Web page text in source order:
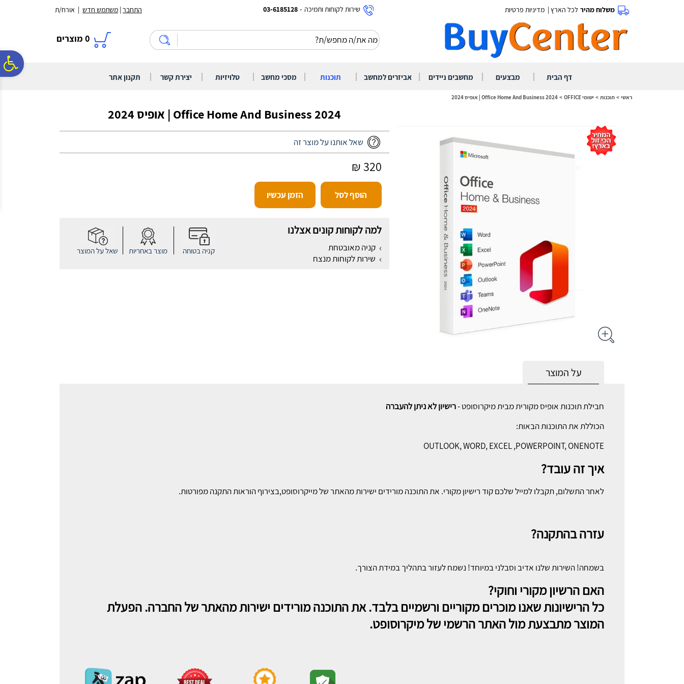
נגישות
אתר
המרכזי
משלוח מהיר לכל הארץ | מדיניות פרטיות שירות לקוחות ותמיכה -
03-6185128 התחבר | משתמש חדש | אורח/ת
0 מוצרים
דף הבית | מבצעים | מחשבים ניידים | אביזרים למחשב | תוכנות | מסכי מחשב | טלויזיות | יצירת קשר | תקנון אתר
ראשי > תוכנות > ישומי OFFICE > Office Home And Business 2024 | אופיס 2024
Office Home And Business 2024 | אופיס 2024
שאל אותנו על מוצר זה
320 ₪
הוסף לסל הזמן עכשיו
למה לקוחות קונים אצלנו
קניה מאובטחת
שירות לקוחות מנצח
קניה בטוחה מוצר באחריות שאל על המוצר
על המוצר
חבילת תוכנות אופיס מקורית מבית מיקרוסופט -רישיון לא ניתן להעברה
הכוללת את התוכנות הבאות:
OUTLOOK, WORD, EXCEL ,POWERPOINT, ONENOTE
איך זה עובד?
לאחר התשלום, תקבלו למייל שלכם קוד רישיון מקורי. את התוכנה מורידים ישירות מהאתר של מייקרוסופט,בצירוף הוראות התקנה מפורטות.
עזרה בהתקנה?
בשמחה! השירות שלנו אדיב וסבלני במיוחד! נשמח לעזור בתהליך במידת הצורך.
האם הרשיון מקורי וחוקי?
כל הרישיונות שאנו מוכרים מקוריים ורשמיים בלבד. את התוכנה מורידים ישירות מהאתר של החברה. הפעלת
המוצר מתבצעת מול האתר הרשמי של מיקרוסופט.